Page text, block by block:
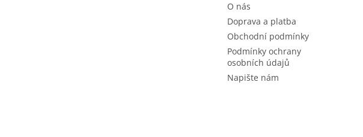
O nás
Doprava a platba
Obchodní podmínky
Podmínky ochrany
osobních údajů
Napište nám